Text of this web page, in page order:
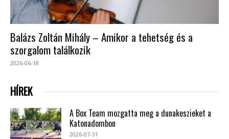
Balázs Zoltán Mihály – Amikor a tehetség és a
szorgalom találkozik
2026-06-18
HÍREK
A Box Team mozgatta meg a dunakeszieket a
Katonadombon
2026-07-31